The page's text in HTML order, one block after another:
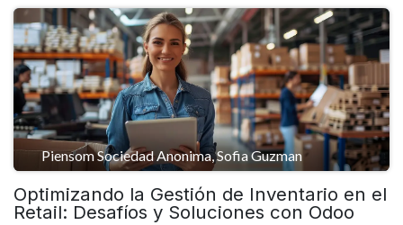
Piensom Sociedad Anonima, Sofia Guzman
Optimizando la Gestión de Inventario en el
Retail: Desafíos y Soluciones con Odoo